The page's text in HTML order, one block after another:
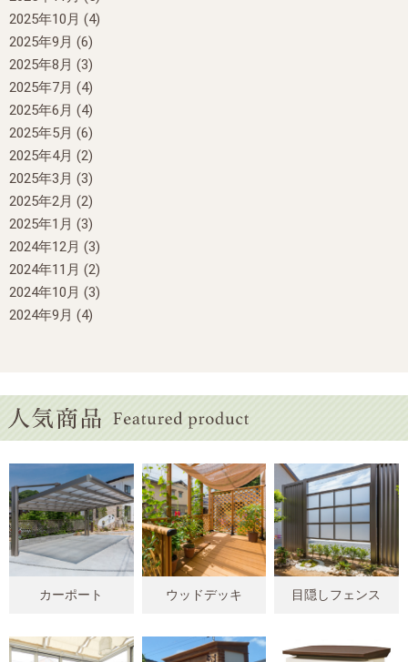
2025年10月 (4)
2025年9月 (6)
2025年8月 (3)
2025年7月 (4)
2025年6月 (4)
2025年5月 (6)
2025年4月 (2)
2025年3月 (3)
2025年2月 (2)
2025年1月 (3)
2024年12月 (3)
2024年11月 (2)
2024年10月 (3)
2024年9月 (4)
カーポート ウッドデッキ 目隠しフェンス